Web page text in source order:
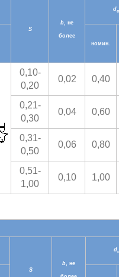
S
b, не
более
dc
номин.
0,10-
0,20
0,02 0,40
0,21-
0,30
0,04 0,60
0,31-
0,50
0,06 0,80
0,51-
1,00
0,10 1,00
S
b, не
dc